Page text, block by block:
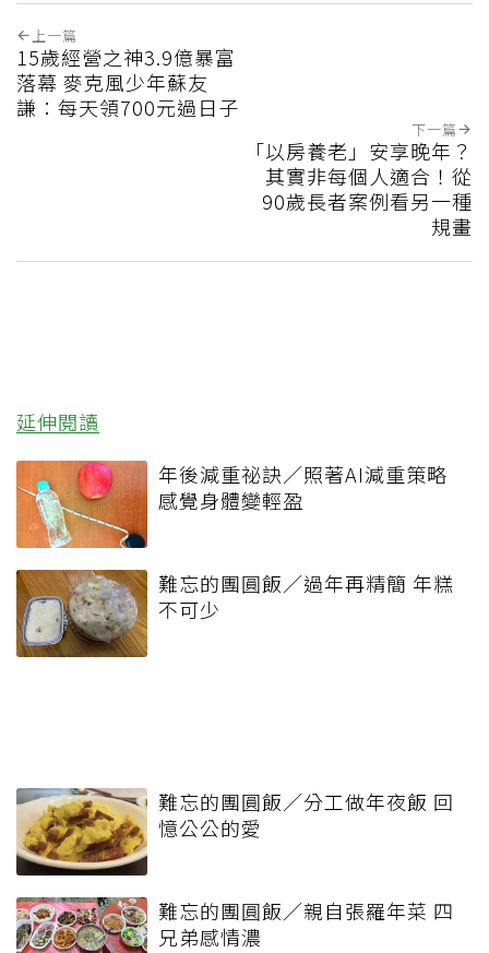
上一篇
15歲經營之神3.9億暴富
落幕 麥克風少年蘇友
謙：每天領700元過日子
下一篇
「以房養老」安享晚年？
其實非每個人適合！從
90歲長者案例看另一種
規畫
延伸閱讀
年後減重祕訣／照著AI減重策略
感覺身體變輕盈
難忘的團圓飯／過年再精簡 年糕
不可少
難忘的團圓飯／分工做年夜飯 回
憶公公的愛
難忘的團圓飯／親自張羅年菜 四
兄弟感情濃